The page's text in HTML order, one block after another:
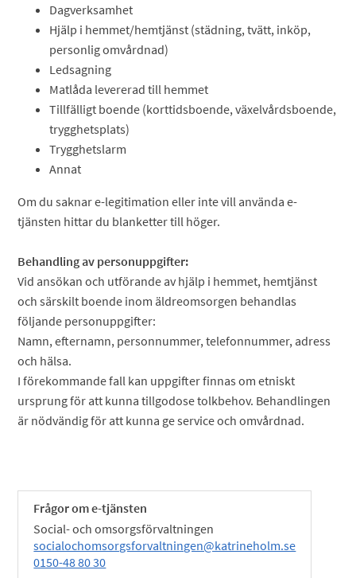
Dagverksamhet
Hjälp i hemmet/hemtjänst (städning, tvätt, inköp,
personlig omvårdnad)
Ledsagning
Matlåda levererad till hemmet
Tillfälligt boende (korttidsboende, växelvårdsboende,
trygghetsplats)
Trygghetslarm
Annat
Om du saknar e-legitimation eller inte vill använda e-
tjänsten hittar du blanketter till höger.
Behandling av personuppgifter:
Vid ansökan och utförande av hjälp i hemmet, hemtjänst
och särskilt boende inom äldreomsorgen behandlas
följande personuppgifter:
Namn, efternamn, personnummer, telefonnummer, adress
och hälsa.
I förekommande fall kan uppgifter finnas om etniskt
ursprung för att kunna tillgodose tolkbehov. Behandlingen
är nödvändig för att kunna ge service och omvårdnad.
Frågor om e-tjänsten
Social- och omsorgsförvaltningen
socialochomsorgsforvaltningen@katrineholm.se
0150-48 80 30